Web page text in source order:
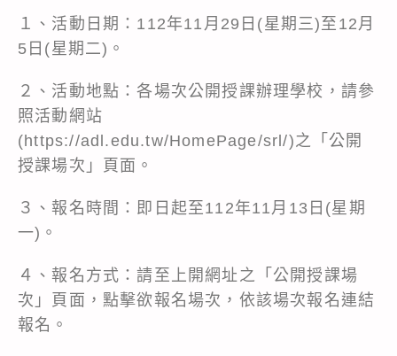
１、活動日期：112年11月29日(星期三)至12月
5日(星期二)。
２、活動地點：各場次公開授課辦理學校，請參
照活動網站
(https://adl.edu.tw/HomePage/srl/)之「公開
授課場次」頁面。
３、報名時間：即日起至112年11月13日(星期
一)。
４、報名方式：請至上開網址之「公開授課場
次」頁面，點擊欲報名場次，依該場次報名連結
報名。